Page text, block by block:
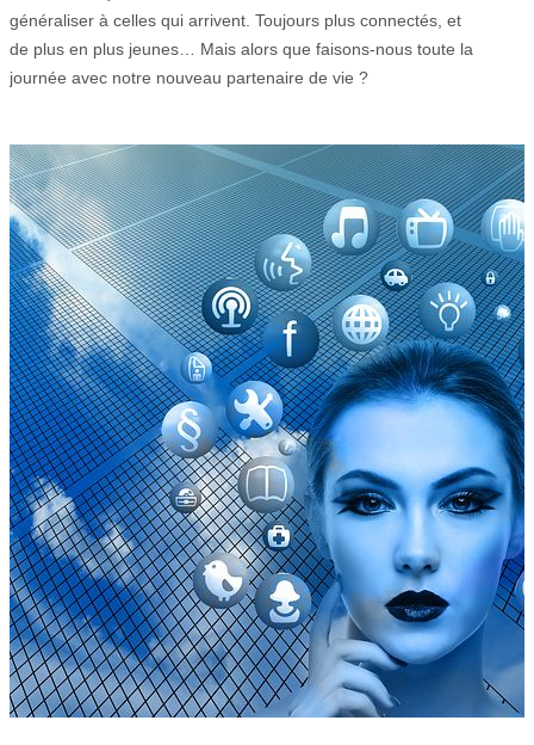
généraliser à celles qui arrivent. Toujours plus connectés, et
de plus en plus jeunes… Mais alors que faisons-nous toute la
journée avec notre nouveau partenaire de vie ?